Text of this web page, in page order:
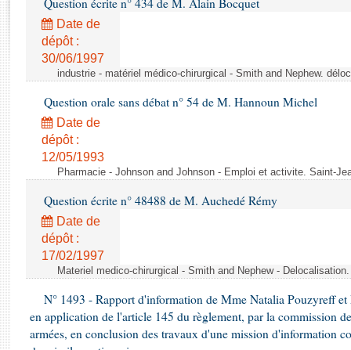
Rapports d'enquête
Rapports législatifs
Rapports sur l'application des lois
Baromètre de l’application des lois
Dossiers législatifs
Budget et sécurité sociale
Questions écrites et orales
Comptes rendus des débats
Question écrite n° 434 de M. Alain Bocquet
Date de
dépôt :
30/06/1997
industrie - matériel médico-chirurgical - Smith and Nephew.
Question orale sans débat n° 54 de M. Hannoun Michel
Date de
dépôt :
12/05/1993
Pharmacie - Johnson and Johnson - Emploi et activite. Saint-
Question écrite n° 48488 de M. Auchedé Rémy
Date de
dépôt :
17/02/1997
Materiel medico-chirurgical - Smith and Nephew -
N° 1493 - Rapport d'information de Mme Natalia Pouzyreff
en application de l'article 145 du règlement, par la commission
armées, en conclusion des travaux d'une mission d'information